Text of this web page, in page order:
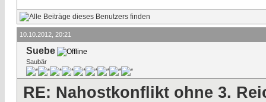
10.10.2012, 20:21
Suebe
Saubär
RE: Nahostkonflikt ohne 3.